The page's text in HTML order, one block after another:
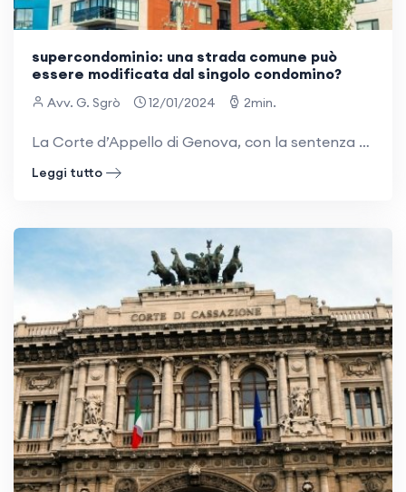
supercondominio: una strada comune può
essere modificata dal singolo condomino?
Avv. G. Sgrò 12/01/2024 2min.
La Corte d’Appello di Genova, con la sentenza n. 1161/2023, ha affermato che nel supercondominio non è concessa al singolo condomino la modificazione di una strada comune in pista pedonale impedendo in via definitiva il transito carrabile. IL CASO
Leggi tutto